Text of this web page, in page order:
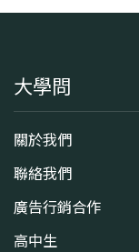
大學問
關於我們
聯絡我們
廣告行銷合作
高中生